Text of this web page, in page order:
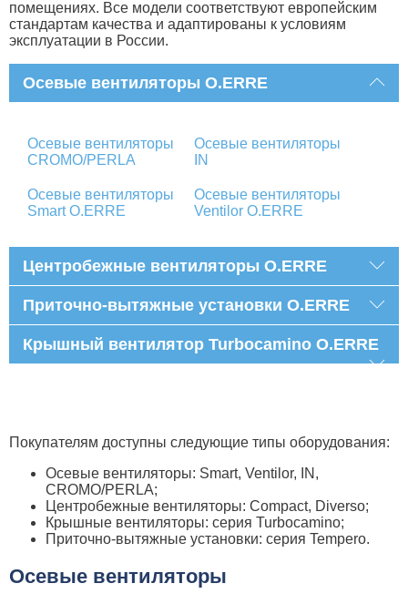
помещениях. Все модели соответствуют европейским
стандартам качества и адаптированы к условиям
эксплуатации в России.
Осевые вентиляторы O.ERRE
Осевые вентиляторы
CROMO/PERLA
Осевые вентиляторы
IN
Осевые вентиляторы
Smart O.ERRE
Осевые вентиляторы
Ventilor O.ERRE
Центробежные вентиляторы O.ERRE
Приточно-вытяжные установки O.ERRE
Крышный вентилятор Turbocamino O.ERRE
Покупателям доступны следующие типы оборудования:
Осевые вентиляторы: Smart, Ventilor, IN,
CROMO/PERLA;
Центробежные вентиляторы: Compact, Diverso;
Крышные вентиляторы: серия Turbocamino;
Приточно-вытяжные установки: серия Tempero.
Осевые вентиляторы